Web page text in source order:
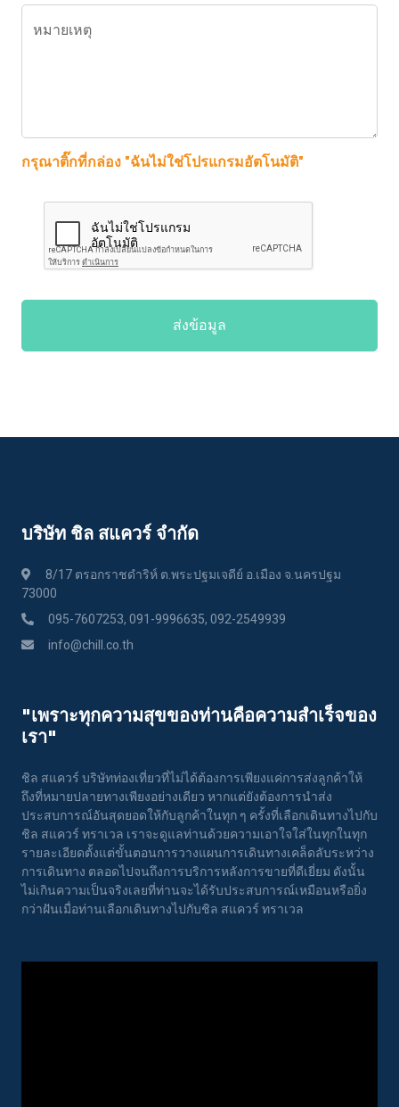
หมายเหตุ
กรุณาติ๊กที่กล่อง "ฉันไม่ใช่โปรแกรมอัตโนมัติ"
ส่งข้อมูล
บริษัท ชิล สแควร์ จำกัด
8/17 ตรอกราชดำริห์ ต.พระปฐมเจดีย์ อ.เมือง จ.นครปฐม
73000
095-7607253, 091-9996635, 092-2549939
info@chill.co.th
"เพราะทุกความสุขของท่านคือความสําเร็จของ
เรา"
ชิล สแควร์ บริษัทท่องเที่ยวที่ไม่ได้ต้องการเพียงแค่การส่งลูกค้าให้
ถึงที่หมายปลายทางเพียงอย่างเดียว หากแต่ยังต้องการนำส่ง
ประสบการณ์อันสุดยอดให้กับลูกค้าในทุก ๆ ครั้งที่เลือกเดินทางไปกับ
ชิล สแควร์ ทราเวล เราจะดูแลท่านด้วยความเอาใจใส่ในทุกในทุก
รายละเอียดตั้งแต่ขั้นตอนการวางแผนการเดินทางเคล็ดลับระหว่าง
การเดินทาง ตลอดไปจนถึงการบริการหลังการขายที่ดีเยี่ยม ดังนั้น
ไม่เกินความเป็นจริงเลยที่ท่านจะได้รับประสบการณ์เหมือนหรือยิ่ง
กว่าฝันเมื่อท่านเลือกเดินทางไปกับชิล สแควร์ ทราเวล